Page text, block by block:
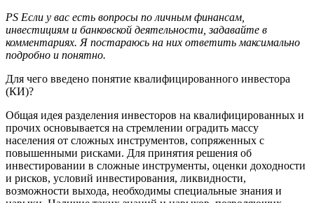
PS Если у вас есть вопросы по личным финансам,
инвестициям и банковской деятельности, задавайте в
комментариях. Я постараюсь на них ответить максимально
подробно и понятно.
Для чего введено понятие квалифицированного инвестора
(КИ)?
Общая идея разделения инвесторов на квалифицированных и
прочих основывается на стремлении оградить массу
населения от сложных инструментов, сопряженных с
повышенными рисками. Для принятия решения об
инвестировании в сложные инструменты, оценки доходности
и рисков, условий инвестирования, ликвидности,
возможности выхода, необходимы специальные знания и